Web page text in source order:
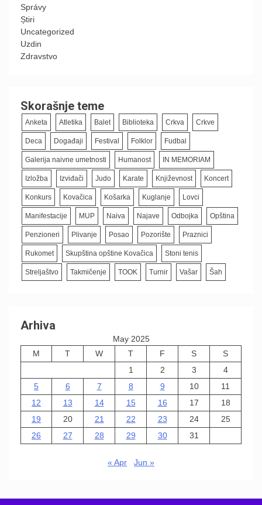
Správy
Știri
Uncategorized
Uzdin
Zdravstvo
Skorašnje teme
Anketa Atletika Balet Biblioteka Crkva Crkve
Deca Događaji Festival Folklor Fudbal
Galerija naivne umetnosti Humanost IN MEMORIAM
Izložba Izviđači Judo Karate Književnost Koncert
Konkurs Kovačica Košarka Kuglanje Lovci
Manifestacije MUP Naiva Najave Odbojka Opština
Penzioneri Plivanje Posao Pozorište Praznici
Rukomet Skupština opštine Kovačica Stoni tenis
Streljaštvo Takmičenje TOOK Turnir Vašar Šah
Arhiva
May 2025
M
T W T F S
S
1
2 3
4
5
6 7 8 9 10
11
12
13 14 15 16 17
18
19
20 21 22 23 24
25
26
27 28 29 30 31
« Apr Jun »